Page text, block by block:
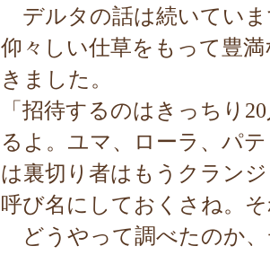
デルタの話は続いていま
仰々しい仕草をもって豊
きました。
「招待するのはきっちり
るよ。ユマ、ローラ、パ
は裏切り者はもうクラン
呼び名にしておくさね。
どうやって調べたのか